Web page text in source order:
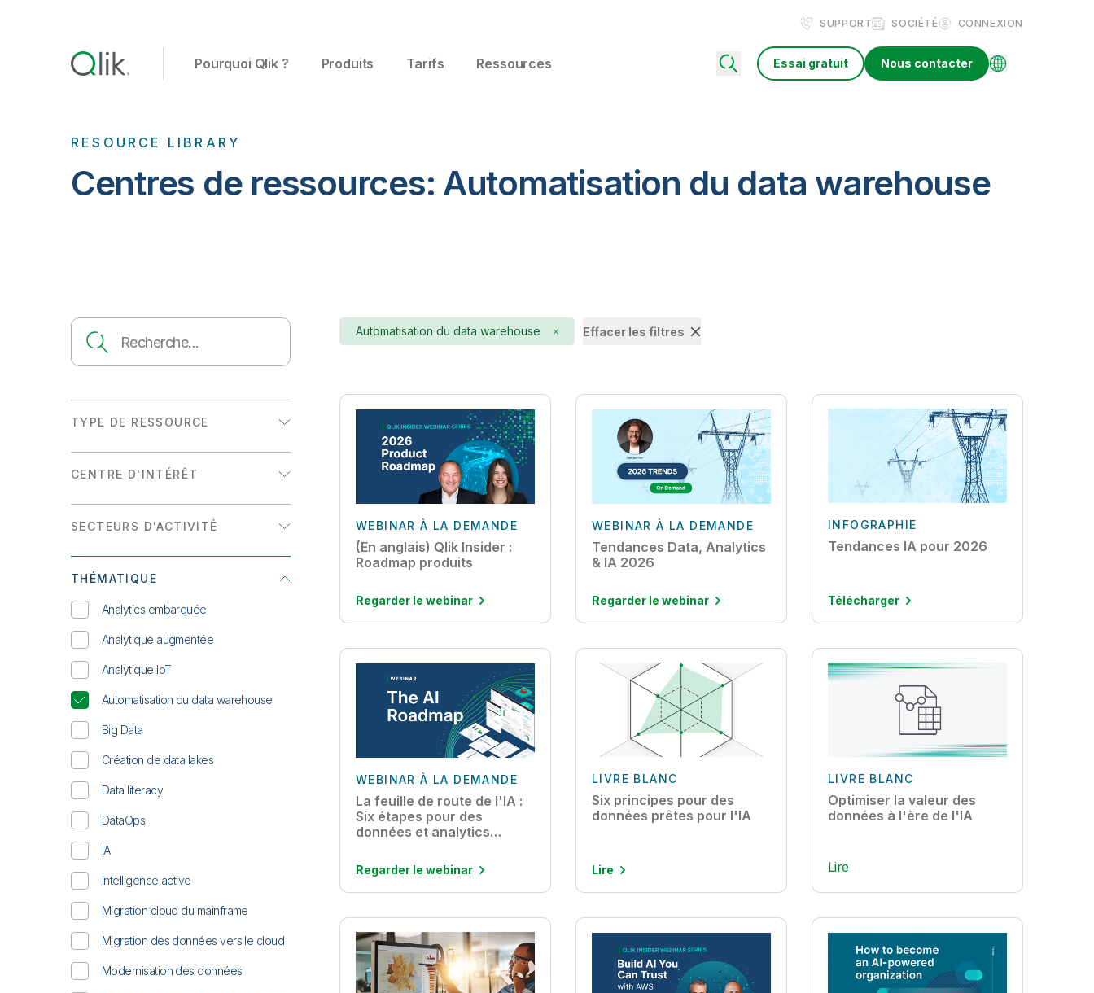
SUPPORT SOCIÉTÉ CONNEXION
Pourquoi Qlik ? Produits Tarifs Ressources Essai gratuit Nous contacter
RESOURCE LIBRARY
Centres de ressources: Automatisation du data warehouse
TYPE DE RESSOURCE
E-book
Présentation de solution
Rapport D'analyste
Témoignage client
WEBINAR À LA DEMANDE
CENTRE D'INTÉRÊT
Analytics
SECTEURS D'ACTIVITÉ
Énergie et services publics
Haute technologie
Industrie
Retail
Secteur public
Services financiers
THÉMATIQUE
Analytics embarquée
Analytique augmentée
Analytique IoT
Automatisation du data warehouse
Big Data
Création de data lakes
Data literacy
DataOps
IA
Intelligence active
Migration cloud du mainframe
Migration des données vers le cloud
Modernisation des données
Automatisation du data warehouse Effacer les filtres
WEBINAR À LA DEMANDE
(En anglais) Qlik Insider :
Roadmap produits
Regarder le webinar
WEBINAR À LA DEMANDE
Tendances Data, Analytics
& IA 2026
Regarder le webinar
INFOGRAPHIE
Tendances IA pour 2026
Télécharger
WEBINAR À LA DEMANDE
La feuille de route de l'IA :
Six étapes pour des
données et analytics
Regarder le webinar
LIVRE BLANC
Six principes pour des
données prêtes pour l'IA
Lire
LIVRE BLANC
Optimiser la valeur des
données à l'ère de l'IA
Lire